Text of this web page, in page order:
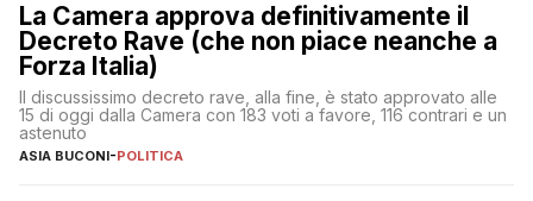
La Camera approva definitivamente il
Decreto Rave (che non piace neanche a
Forza Italia)
Il discussissimo decreto rave, alla fine, è stato approvato alle
15 di oggi dalla Camera con 183 voti a favore, 116 contrari e un
astenuto
ASIA BUCONI-POLITICA